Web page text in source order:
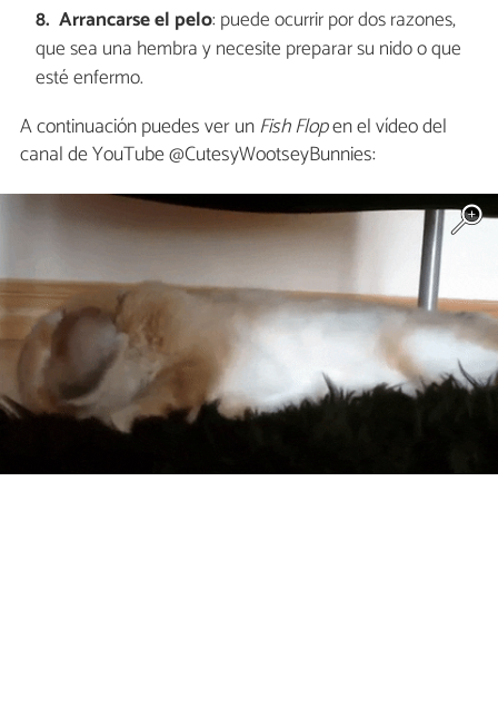
Arrancarse el pelo: puede ocurrir por dos razones,
que sea una hembra y necesite preparar su nido o que
esté enfermo.
A continuación puedes ver unFish Flopen el vídeo del
canal de YouTube @CutesyWootseyBunnies: